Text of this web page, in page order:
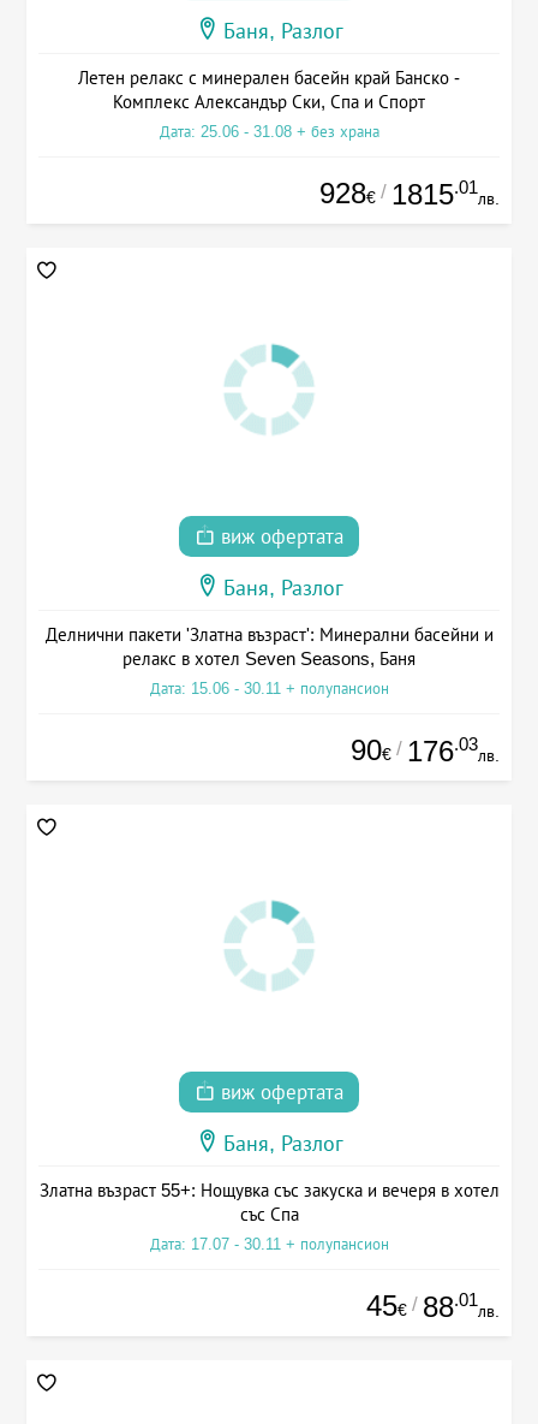
Баня, Разлог
Летен релакс с минерален басейн край Банско -
Комплекс Александър Ски, Спа и Спорт
Дата: 25.06 - 31.08 + без храна
928€ / 1815.01
лв.
виж офертата
Баня, Разлог
Делнични пакети 'Златна възраст': Минерални басейни и
релакс в хотел Seven Seasons, Баня
Дата: 15.06 - 30.11 + полупансион
90€ / 176.03
лв.
виж офертата
Баня, Разлог
Златна възраст 55+: Нощувка със закуска и вечеря в хотел
със Спа
Дата: 17.07 - 30.11 + полупансион
45€ / 88.01
лв.